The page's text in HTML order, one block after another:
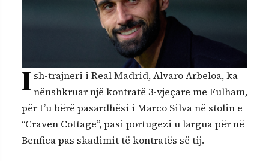
I sh-trajneri i Real Madrid, Alvaro Arbeloa, ka
nënshkruar një kontratë 3-vjeçare me Fulham,
për t’u bërë pasardhësi i Marco Silva në stolin e
“Craven Cottage”, pasi portugezi u largua për në
Benfica pas skadimit të kontratës së tij.